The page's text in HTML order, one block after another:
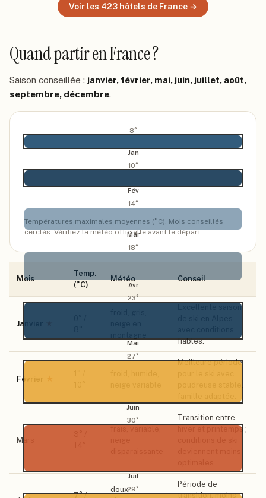
Voir les 423 hôtels de France →
Quand partiren France?
Saison conseillée : janvier, février, mai, juin, juillet, août,
septembre, décembre.
8°
Jan
10°
Fév
14°
Mar
18°
Avr
23°
Mai
27°
Juin
30°
Juil
29°
Températures maximales moyennes (°C). Mois conseillés
cerclés. Vérifiez la météo officielle avant le départ.
Mois
Temp.
(°C)
Météo Conseil
Janvier
Excellente saison
fiables.
Février
Meilleure période
Mars
Transition entre
hiver et printemps ;
7° /
doux,
Période de
transition, moins